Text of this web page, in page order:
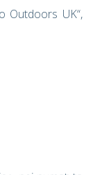
Outdoors UK“,